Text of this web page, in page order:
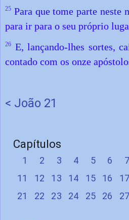
25 Para que tome parte neste
para ir para o seu próprio
26 E, lançando-lhes sortes,
contado com os onze
< João 21
Capítulos
1 2 3 4 5 6 7
11
12 13 14 15 16 17
21
22 23 24 25 26 27